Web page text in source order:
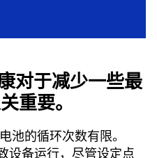
对于减少一些最
重要。
池的循环次数有限。
设备运行，尽管设定点